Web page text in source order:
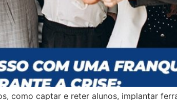
como captar e reter alunos, implantar